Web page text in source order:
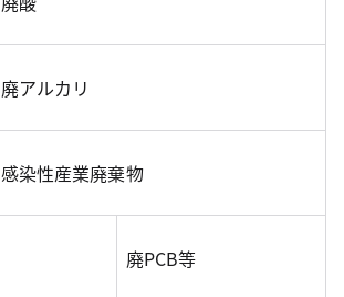
廃アルカリ
感染性産業廃棄物
廃PCB等